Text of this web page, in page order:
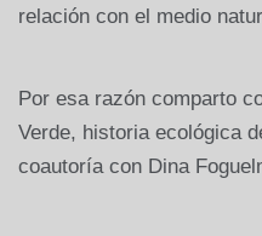
relación con el medio
Por esa razón comparto
Verde, historia ecológica
coautoría con Dina